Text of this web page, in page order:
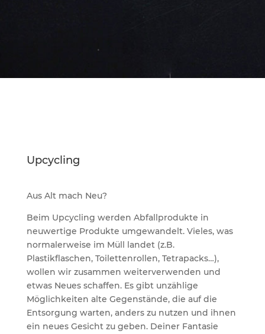
Upcycling
Aus Alt mach Neu?
Beim Upcycling werden Abfallprodukte in
neuwertige Produkte umgewandelt. Vieles, was
normalerweise im Müll landet (z.B.
Plastikflaschen, Toilettenrollen, Tetrapacks…),
wollen wir zusammen weiterverwenden und
etwas Neues schaffen. Es gibt unzählige
Möglichkeiten alte Gegenstände, die auf die
Entsorgung warten, anders zu nutzen und ihnen
ein neues Gesicht zu geben. Deiner Fantasie